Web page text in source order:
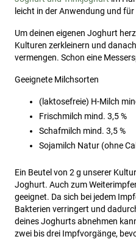
leicht in der Anwendung und
Um deinen eigenen Joghurt
Kulturen zerkleinern und
vermengen. Schon eine
Geeignete Milchsorten
(laktosefreie) H-Milch
Frischmilch mind. 3,5 %
Schafmilch mind. 3,5 %
Sojamilch Natur (ohne
Ein Beutel von 2 g unserer
Joghurt. Auch zum
geeignet. Da sich bei jedem
Bakterien verringert und
deines Joghurts abnehmen
zwei bis drei Impfvorgänge,